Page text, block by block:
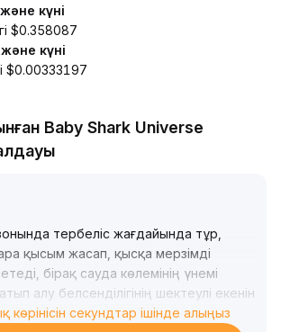
күні
$0.358087
күні
$0.00333197
Baby Shark Universe
тербеліс жағдайында тұр,
қысым жасап, қысқа мерзімді
бірақ сауда көлемінің үнемі
алу белсенділігінің шектеулі екенін
көрінісін секундтар ішінде алыңыз